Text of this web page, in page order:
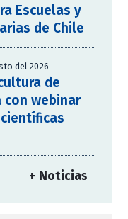
Escuelas y
de Chile
del 2026
de
con webinar
+ Noticias